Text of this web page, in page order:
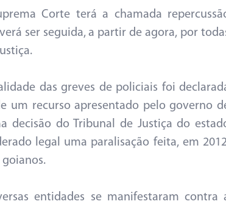
Corte terá a chamada
ser seguida, a partir de agora, por
das greves de policiais foi
um recurso apresentado pelo governo
decisão do Tribunal de Justiça do
legal uma paralisação feita, em
entidades se manifestaram contra